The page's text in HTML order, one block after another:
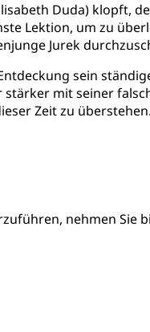
Duda) klopft,
Lektion, um zu
Jurek
sein
mit seiner
Zeit zu überstehen.
nehmen